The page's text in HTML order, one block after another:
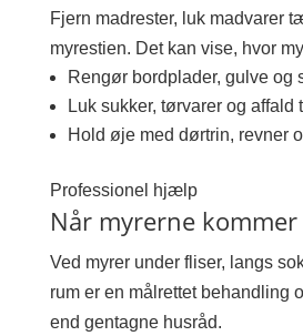
Fjern madrester, luk madvarer
myrestien. Det kan vise, hvor
Rengør bordplader, gulve og
Luk sukker, tørvarer og affald
Hold øje med dørtrin, revner
Professionel hjælp
Når myrerne kommer
Ved myrer under fliser, langs
rum er en målrettet behandling
end gentagne husråd.